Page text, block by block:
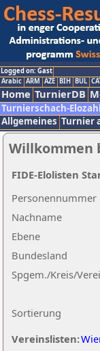
Logged on: Gast
Arabic ARM AZE BIH BUL
Home TurnierDB
Turnierschach-Elozahl
Allgemeines Turnier
Willkommen
Nachname
Ebene
Sortierung
Personennummer
Bundesland
Spgem./Kreis/
Vereinslisten:
FIDE-Elolisten